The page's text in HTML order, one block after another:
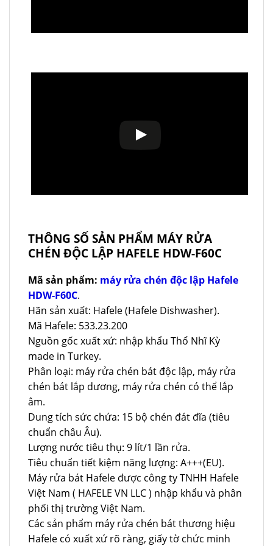
THÔNG SỐ SẢN PHẨM MÁY RỬA
CHÉN ĐỘC LẬP HAFELE HDW-F60C
Mã sản phẩm: máy rửa chén độc lập Hafele
HDW-F60C.
Hãn sản xuất: Hafele (Hafele Dishwasher).
Mã Hafele: 533.23.200
Nguồn gốc xuất xứ: nhập khẩu Thổ Nhĩ Kỳ
made in Turkey.
Phân loại: máy rửa chén bát độc lập, máy rửa
chén bát lắp dương, máy rửa chén có thể lắp
âm.
Dung tích sức chứa: 15 bộ chén đát đĩa (tiêu
chuẩn châu Âu).
Lượng nước tiêu thụ: 9 lít/1 lần rửa.
Tiêu chuẩn tiết kiệm năng lượng: A+++(EU).
Máy rửa bát Hafele được công ty TNHH Hafele
Việt Nam ( HAFELE VN LLC ) nhập khẩu và phân
phối thị trường Việt Nam.
Các sản phẩm máy rửa chén bát thương hiệu
Hafele có xuất xứ rõ ràng, giấy tờ chức minh